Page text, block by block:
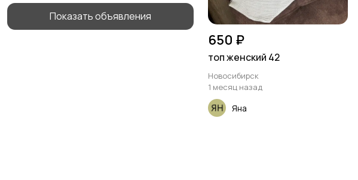
Показать объявления
650 ₽
топ женский 42
Новосибирск
1 месяц назад
Яна